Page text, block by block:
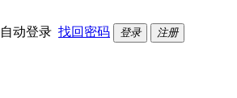
自动登录 找回密码 登录 注册